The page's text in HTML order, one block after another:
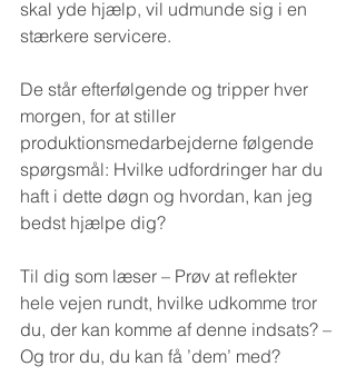
skal yde hjælp, vil udmunde sig i en
stærkere servicere.
De står efterfølgende og tripper hver
morgen, for at stiller
produktionsmedarbejderne følgende
spørgsmål: Hvilke udfordringer har du
haft i dette døgn og hvordan, kan jeg
bedst hjælpe dig?
Til dig som læser – Prøv at reflekter
hele vejen rundt, hvilke udkomme tror
du, der kan komme af denne indsats? –
Og tror du, du kan få ’dem’ med?